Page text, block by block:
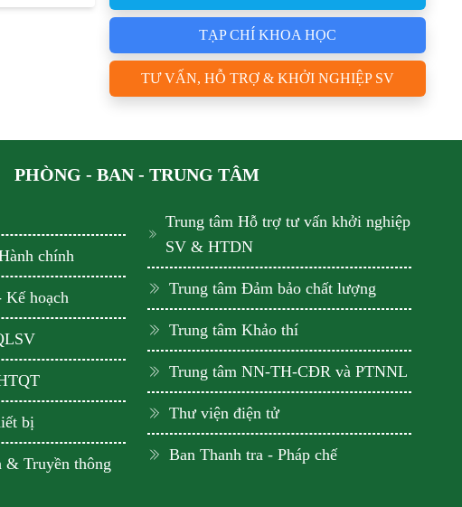
TẠP CHÍ KHOA HỌC
TƯ VẤN, HỖ TRỢ & KHỞI NGHIỆP SV
PHÒNG - BAN - TRUNG TÂM
chính
Kế hoạch
bị
& Truyền thông
Trung tâm Hỗ trợ tư vấn khởi nghiệp
SV & HTDN
Trung tâm Đảm bảo chất lượng
Trung tâm Khảo thí
Trung tâm NN-TH-CĐR và PTNNL
Thư viện điện tử
Ban Thanh tra - Pháp chế